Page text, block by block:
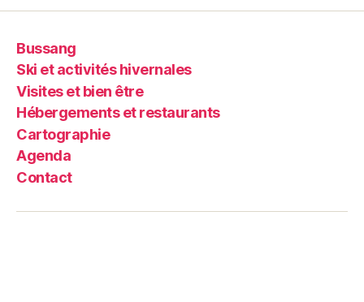
Bussang
Ski et activités hivernales
Visites et bien être
Hébergements et restaurants
Cartographie
Agenda
Contact